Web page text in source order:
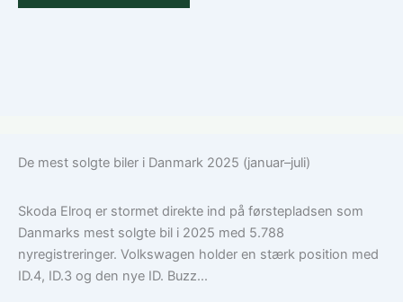
De mest solgte biler i Danmark 2025 (januar–juli)
Skoda Elroq er stormet direkte ind på førstepladsen som
Danmarks mest solgte bil i 2025 med 5.788
nyregistreringer. Volkswagen holder en stærk position med
ID.4, ID.3 og den nye ID. Buzz...